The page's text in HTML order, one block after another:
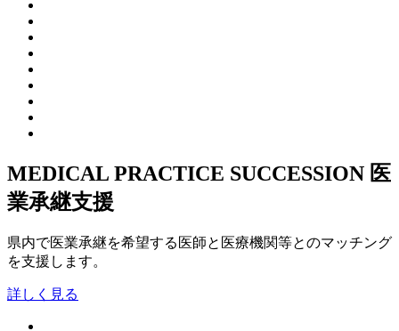
MEDICAL PRACTICE SUCCESSION 医
業承継支援
県内で医業承継を希望する医師と医療機関等とのマッチング
を支援します。
詳しく見る